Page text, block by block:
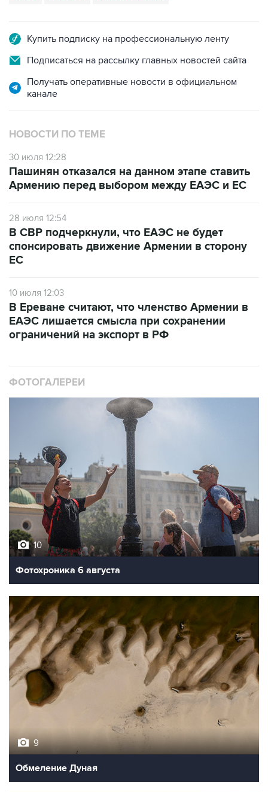
Купить подписку на профессиональную ленту
Подписаться на рассылку главных новостей сайта
Получать оперативные новости в официальном
канале
НОВОСТИ ПО ТЕМЕ
30 июля 12:28
Пашинян отказался на данном этапе ставить
Армению перед выбором между ЕАЭС и ЕС
28 июля 12:54
В СВР подчеркнули, что ЕАЭС не будет
спонсировать движение Армении в сторону
ЕС
10 июля 12:03
В Ереване считают, что членство Армении в
ЕАЭС лишается смысла при сохранении
ограничений на экспорт в РФ
ФОТОГАЛЕРЕИ
10
Фотохроника 6 августа
9
Обмеление Дуная